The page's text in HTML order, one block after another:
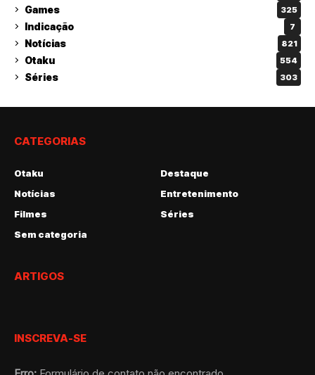
Games 325
Indicação 7
Notícias 821
Otaku 554
Séries 303
CATEGORIAS
Otaku
Destaque
Notícias
Entretenimento
Filmes
Séries
Sem categoria
ARTIGOS
INSCREVA-SE